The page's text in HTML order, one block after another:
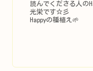
読んでくださる人の
光栄です☆彡
Happyの種植え🌱